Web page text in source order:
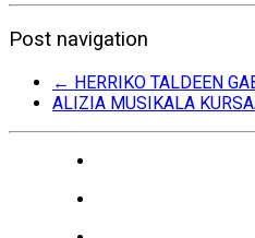
Post navigation
← HERRIKO TALDEEN
ALIZIA MUSIKALA